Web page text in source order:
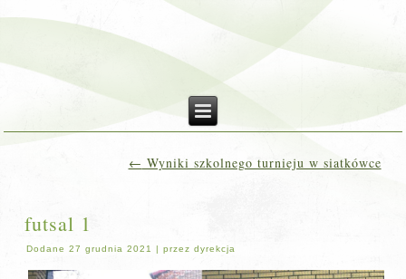
← Wyniki szkolnego turnieju w siatkówce
futsal 1
Dodane 27 grudnia 2021 |przez dyrekcja